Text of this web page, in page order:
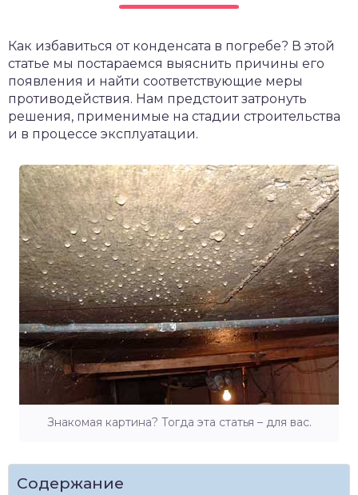
Как избавиться от конденсата в погребе? В этой
статье мы постараемся выяснить причины его
появления и найти соответствующие меры
противодействия. Нам предстоит затронуть
решения, применимые на стадии строительства
и в процессе эксплуатации.
Знакомая картина? Тогда эта статья – для вас.
Содержание